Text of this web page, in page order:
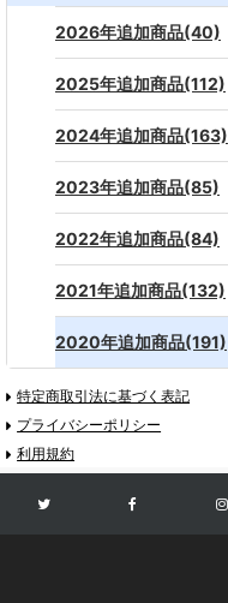
2026年追加商品(40)
2025年追加商品(112)
2024年追加商品(163)
2023年追加商品(85)
2022年追加商品(84)
2021年追加商品(132)
2020年追加商品(191)
特定商取引法に基づく表記
プライバシーポリシー
利用規約